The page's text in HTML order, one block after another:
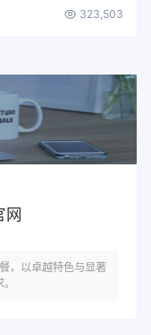
323,503
网
，以卓越特色与显著